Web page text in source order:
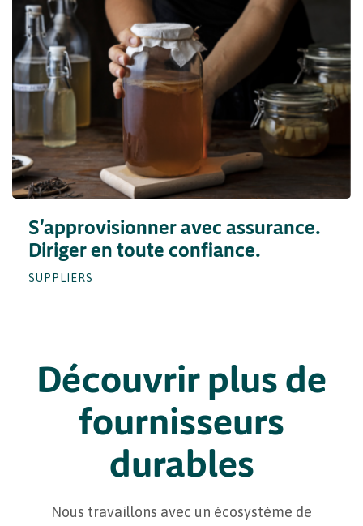
S'approvisionner avec assurance.
Diriger en toute confiance.
SUPPLIERS
Découvrir plus de
fournisseurs
durables
Nous travaillons avec un écosystème de